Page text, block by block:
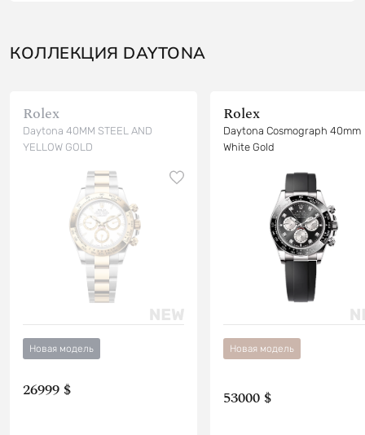
КОЛЛЕКЦИЯ DAYTONA
Rolex
Daytona 40MM STEEL AND
YELLOW GOLD
Новая модель
26999 $
Rolex
Daytona Cosmograph 40mm
White Gold
Новая модель
53000 $